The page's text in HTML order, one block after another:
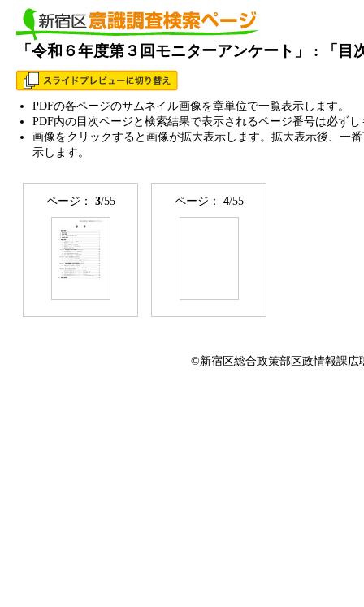
「令和６年度第３回モニターアンケート」 : 「
PDFの各ページのサムネイル画像を章単位で一覧表示します。
PDF内の目次ページと検索結果で表示されるページ番号は必ず
画像をクリックすると画像が拡大表示します。拡大表示後、一
示します。
ページ： 3/55 ページ： 4/55
©新宿区総合政策部区政情報課